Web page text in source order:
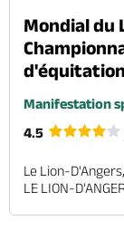
Mondial du
d'équitation
Manifestation
4.5
Le Lion-D'Angers,
LE LION-